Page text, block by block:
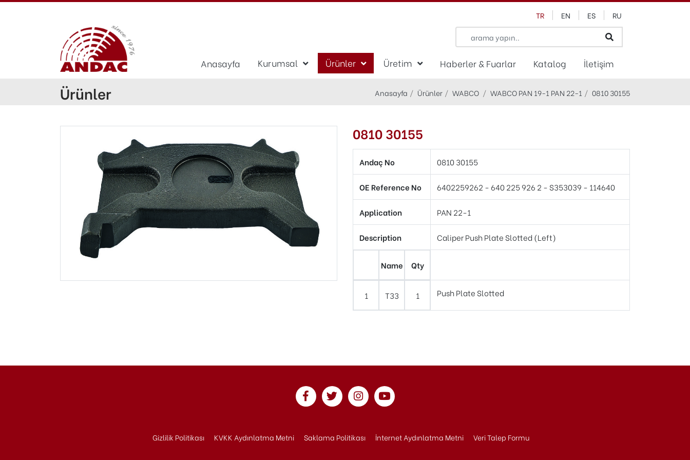
TR EN ES RU
Anasayfa Kurumsal Ürünler Üretim Haberler & Fuarlar Katalog İletişim
Ürünler Anasayfa Ürünler WABCO WABCO PAN 19-1 PAN 22-1 0810 30155
0810 30155
Andaç No 0810 30155
OE Reference No 6402259262 - 640 225 926 2 - S353039 - 114640
Application PAN 22-1
Description Caliper Push Plate Slotted (Left)
Name Qty
1 T33 1 Push Plate Slotted
Gizlilik Politikası KVKK Aydınlatma Metni Saklama Politikası İnternet Aydınlatma Metni Veri Talep Formu